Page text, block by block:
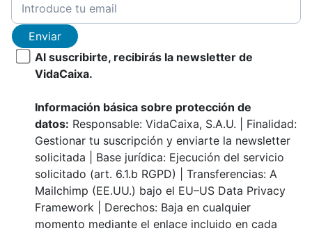
Enviar
Al suscribirte, recibirás la newsletter de
VidaCaixa.
Información básica sobre protección de
datos: Responsable: VidaCaixa, S.A.U. | Finalidad:
Gestionar tu suscripción y enviarte la newsletter
solicitada | Base jurídica: Ejecución del servicio
solicitado (art. 6.1.b RGPD) | Transferencias: A
Mailchimp (EE.UU.) bajo el EU–US Data Privacy
Framework | Derechos: Baja en cualquier
momento mediante el enlace incluido en cada